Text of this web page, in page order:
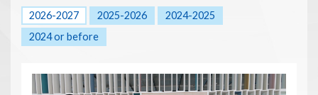
2026-2027 2025-2026
2024-2025
2024 or before